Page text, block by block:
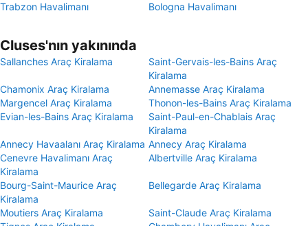
Trabzon Havalimanı
Bologna Havalimanı
Cluses'nın yakınında
Sallanches Araç Kiralama
Saint-Gervais-les-Bains Araç
Kiralama
Chamonix Araç Kiralama
Annemasse Araç Kiralama
Margencel Araç Kiralama
Thonon-les-Bains Araç Kiralama
Evian-les-Bains Araç Kiralama
Saint-Paul-en-Chablais Araç
Kiralama
Annecy Havaalanı Araç Kiralama Annecy Araç Kiralama
Cenevre Havalimanı Araç
Kiralama
Albertville Araç Kiralama
Bourg-Saint-Maurice Araç
Kiralama
Bellegarde Araç Kiralama
Moutiers Araç Kiralama
Saint-Claude Araç Kiralama